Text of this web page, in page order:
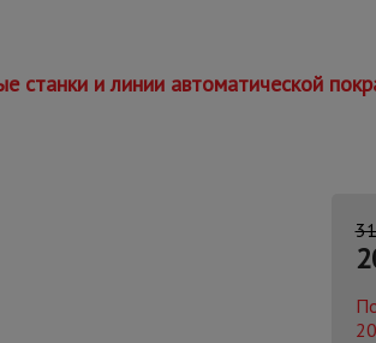
и линии автоматической